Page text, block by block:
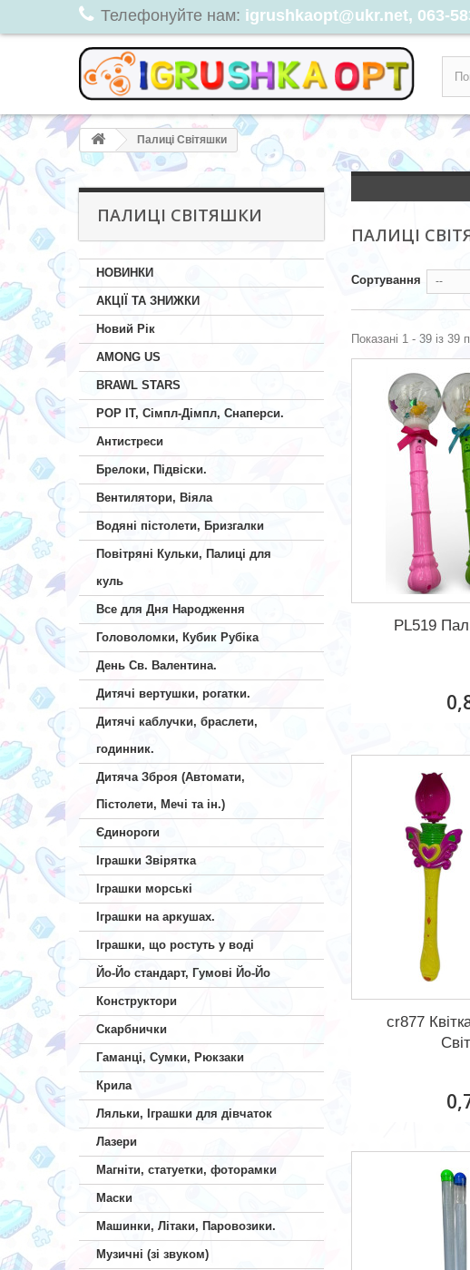
Телефонуйте нам: igrushkaopt@ukr.net, 063-
Палиці Світяшки
ПАЛИЦІ СВІТЯШКИ
НОВИНКИ
АКЦІЇ ТА ЗНИЖКИ
Новий Рік
AMONG US
BRAWL STARS
POP IT, Сімпл-Дімпл, Снаперси.
Антистреси
Брелоки, Підвіски.
Вентилятори, Віяла
Водяні пістолети, Бризгалки
Повітряні Кульки, Палиці для
куль
Все для Дня Народження
Головоломки, Кубик Рубіка
День Св. Валентина.
Дитячі вертушки, рогатки.
Дитячі каблучки, браслети,
годинник.
Дитяча Зброя (Автомати,
Пістолети, Мечі та ін.)
Єдинороги
Іграшки Звірятка
Іграшки морські
Іграшки на аркушах.
Іграшки, що ростуть у воді
Йо-Йо стандарт, Гумові Йо-Йо
Конструктори
Скарбнички
Гаманці, Сумки, Рюкзаки
Крила
Ляльки, Іграшки для дівчаток
Лазери
Магніти, статуетки, фоторамки
Маски
Машинки, Літаки, Паровозики.
Музичні (зі звуком)
ПАЛИЦІ
Сортування --
Показані 1 - 39 із 39
PL519
cr877